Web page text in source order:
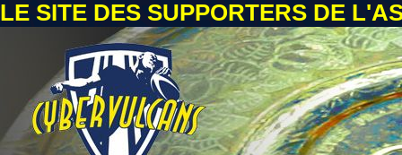
LE SITE DES SUPPORTERS DE